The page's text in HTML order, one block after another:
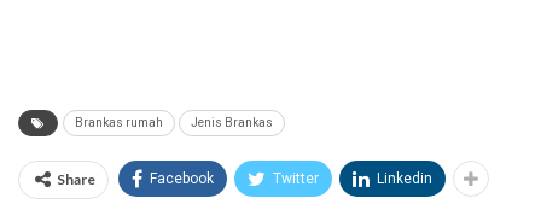
Brankas rumah Jenis Brankas
Share Facebook Twitter Linkedin